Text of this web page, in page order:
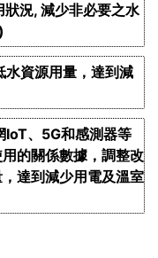
況, 減少非必要之水
資源用量，達到減
IoT、5G和感測器等
的關係數據，調整改
達到減少用電及溫室